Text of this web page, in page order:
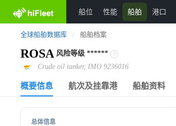
船位 性能 船舶 港口
全球船舶数据库 / 船舶档案
ROSA 风险等级 ******
Crude oil tanker, IMO 9236016
概要信息 航次及挂靠港 船舶资料
总体信息